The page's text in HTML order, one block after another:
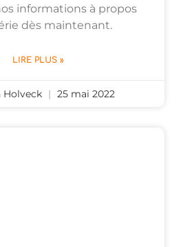
informations à propos
dès maintenant.
LIRE PLUS »
Holveck 25 mai 2022